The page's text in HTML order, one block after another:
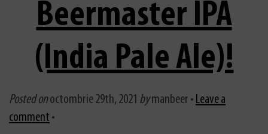
Beermaster IPA
(India Pale Ale)!
Posted onoctombrie 29th, 2021 bymanbeer • Leave a
comment •